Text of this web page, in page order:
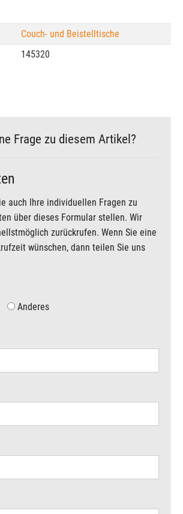
Couch- und Beistelltische
145320
Frage zu diesem Artikel?
auch Ihre individuellen Fragen zu
über dieses Formular stellen. Wir
zurückrufen. Wenn Sie eine
wünschen, dann teilen Sie uns
Anderes